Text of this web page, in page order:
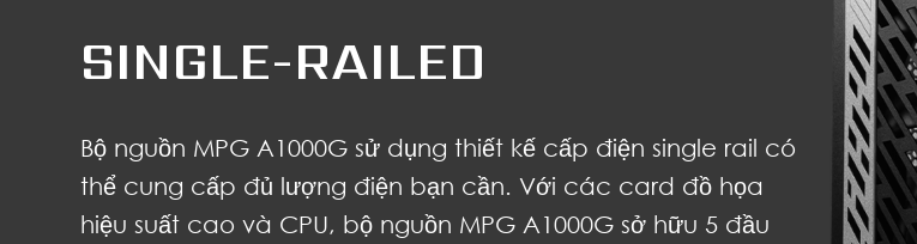
SINGLE-RAILED
Bộ nguồn MPG A1000G sử dụng thiết kế cấp điện single rail có
thể cung cấp đủ lượng điện bạn cần. Với các card đồ họa
hiệu suất cao và CPU, bộ nguồn MPG A1000G sở hữu 5 đầu